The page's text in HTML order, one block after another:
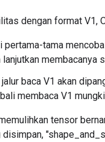
dengan format V1,
pertama-tama
lanjutkan membacanya
baca V1 akan
membaca V1
tensor